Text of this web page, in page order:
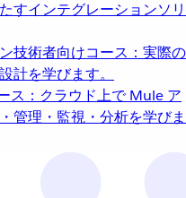
すインテグレーションソリ
技術者向けコース：実際の
計を学びます。
ス：クラウド上で Mule ア
管理・監視・分析を学びま